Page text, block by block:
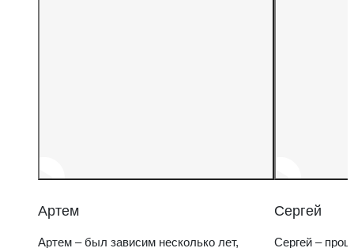
Артем
Артем – был зависим несколько лет,
Сергей
Сергей –